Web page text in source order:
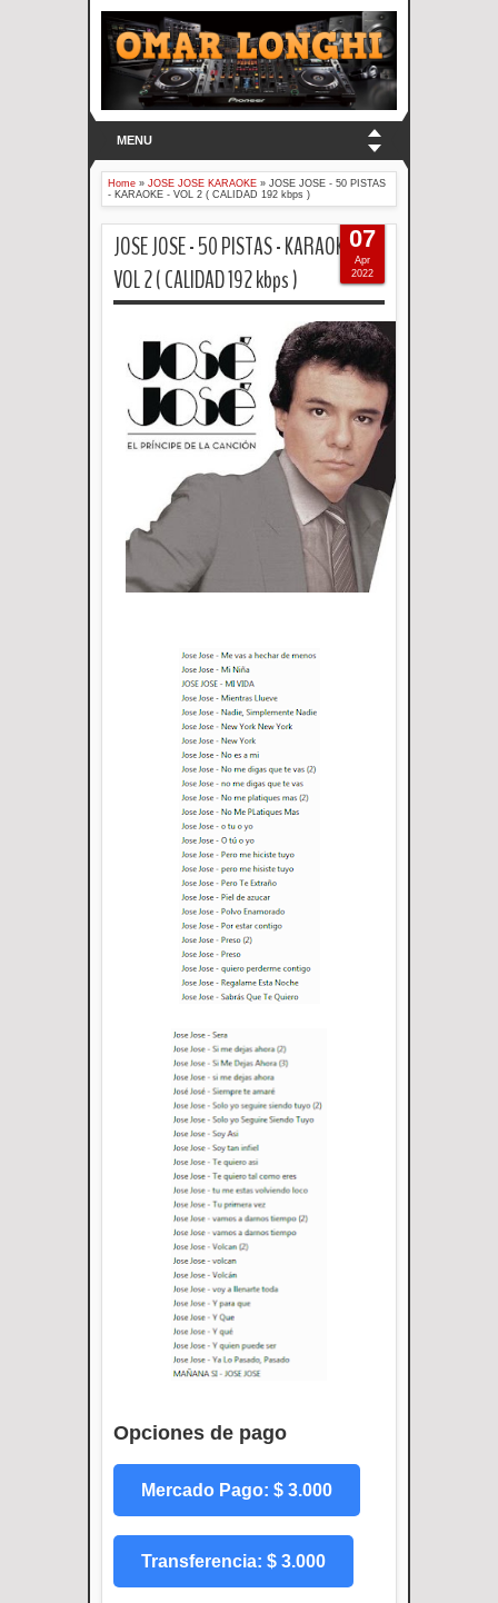
MENU
Home » JOSE JOSE KARAOKE » JOSE JOSE - 50 PISTAS
- KARAOKE - VOL 2 ( CALIDAD 192 kbps )
JOSE JOSE - 50 PISTAS - KARAOKE -
VOL 2 ( CALIDAD 192 kbps )
Opciones de pago
Mercado Pago: $ 3.000
Transferencia: $ 3.000
07
Apr
2022